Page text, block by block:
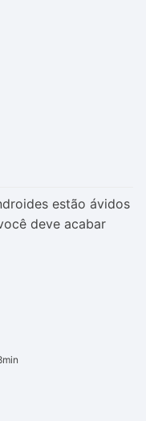
estão ávidos
deve acabar